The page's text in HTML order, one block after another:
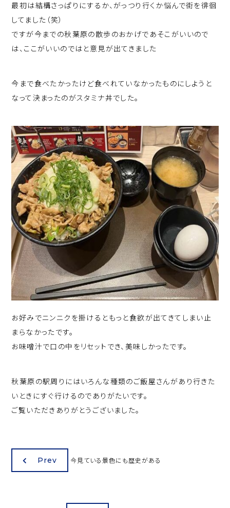
最初は結構さっぱりにするか、がっつり行くか悩んで街を徘徊
してました（笑）
ですが今までの秋葉原の散歩のおかげであそこがいいので
は、ここがいいのではと意見が出てきました
今まで食べたかったけど食べれていなかったものにしようと
なって決まったのがスタミナ丼でした。
お好みでニンニクを掛けるともっと食欲が出てきてしまい止
まらなかったです。
お味噌汁で口の中をリセットでき、美味しかったです。
秋葉原の駅周りにはいろんな種類のご飯屋さんがあり行きた
いときにすぐ行けるのでありがたいです。
ご覧いただきありがとうございました。
Prev 今見ている景色にも歴史がある